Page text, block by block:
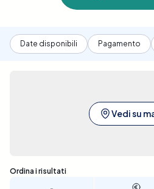
Date disponibili Pagamento
Vedi su
Sono stati trovati 3 risultati
Ordina i risultati